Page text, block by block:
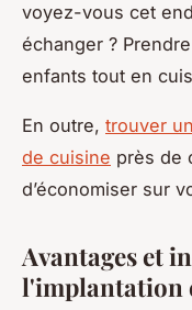
voyez-vous cet
échanger ?
enfants tout en
En outre, trouver
de cuisine près de
d’économiser sur
Avantages et
l'implantation